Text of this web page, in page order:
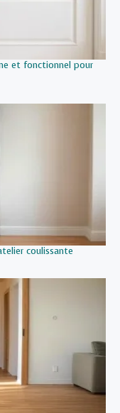
et fonctionnel pour
coulissante